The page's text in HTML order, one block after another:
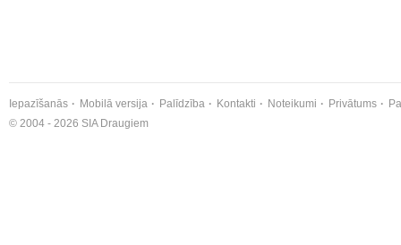
Iepazīšanās Mobilā versija Palīdzība Kontakti Noteikumi Privātums
© 2004 - 2026 SIA Draugiem